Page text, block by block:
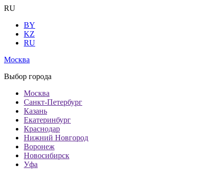
RU
BY
KZ
RU
Москва
Выбор города
Москва
Санкт-Петербург
Казань
Екатеринбург
Краснодар
Нижний Новгород
Воронеж
Новосибирск
Уфа